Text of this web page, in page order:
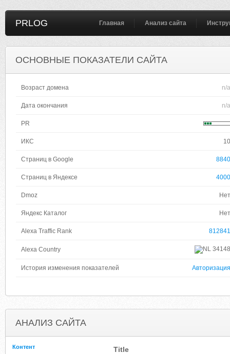
PRLOG Главная Анализ сайта
ОСНОВНЫЕ ПОКАЗАТЕЛИ САЙТА
Возраст домена n/a
Дата окончания n/a
PR
ИКС 10
Страниц в Google 8840
Страниц в Яндексе 4000
Dmoz Нет
Яндекс Каталог Нет
Alexa Traffic Rank 812841
Alexa Country 34148
История изменения показателей Авторизация
АНАЛИЗ САЙТА
Контент Title